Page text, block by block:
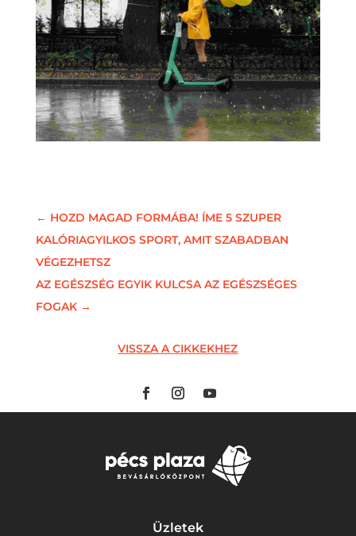
← HOZD MAGAD FORMÁBA! ÍME 5 SZUPER
KALÓRIAGYILKOS SPORT, AMIT SZABADBAN
VÉGEZHETSZ
AZ EGÉSZSÉG EGYIK KULCSA AZ EGÉSZSÉGES
FOGAK→
VISSZA A CIKKEKHEZ
Üzletek